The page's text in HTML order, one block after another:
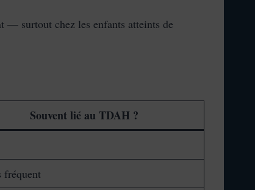
— surtout chez les enfants atteints de
Souvent lié au TDAH ?
fréquent